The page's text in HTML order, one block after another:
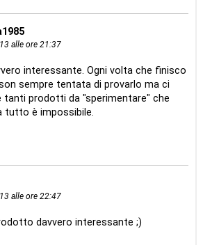
alle ore 21:37
interessante. Ogni volta che finisco
sempre tentata di provarlo ma ci
prodotti da "sperimentare" che
tutto è impossibile.
alle ore 22:47
davvero interessante ;)